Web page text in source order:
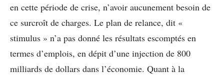
en cette période de crise, n’avoir aucunement besoin de
ce surcroît de charges. Le plan de relance, dit «
stimulus » n’a pas donné les résultats escomptés en
termes d’emplois, en dépit d’une injection de 800
milliards de dollars dans l’économie. Quant à la